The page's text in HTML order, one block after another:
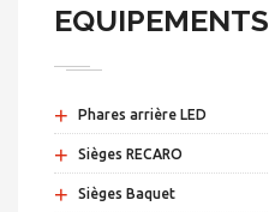
EQUIPEMENTS
+ Phares arrière LED
+ Sièges RECARO
+ Sièges Baquet